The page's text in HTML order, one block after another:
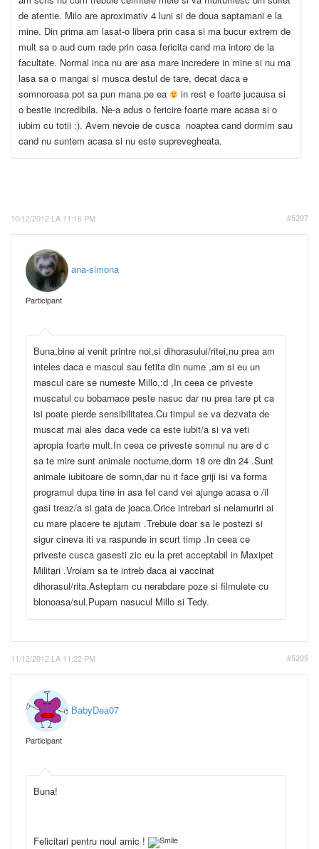
de atentie. Milo are aproximativ 4 luni si de doua saptamani e la
mine. Din prima am lasat-o libera prin casa si ma bucur extrem de
mult sa o aud cum rade prin casa fericita cand ma intorc de la
facultate. Normal inca nu are asa mare incredere in mine si nu ma
lasa sa o mangai si musca destul de tare, decat daca e
somnoroasa pot sa pun mana pe ea
in rest e foarte jucausa si
o bestie incredibila. Ne-a adus o fericire foarte mare acasa si o
iubim cu totii :). Avem nevoie de cusca noaptea cand dormim sau
cand nu suntem acasa si nu este suprevegheata.
10/12/2012 LA 11:16 PM #5207
ana-simona
Participant
Buna,bine ai venit printre noi,si dihorasului/ritei,nu prea am
inteles daca e mascul sau fetita din nume ,am si eu un
mascul care se numeste Millo,:d ,In ceea ce priveste
muscatul cu bobarnace peste nasuc dar nu prea tare pt ca
isi poate pierde sensibilitatea.Cu timpul se va dezvata de
muscat mai ales daca vede ca este iubit/a si va veti
apropia foarte mult.In ceea ce priveste somnul nu are d c
sa te mire sunt animale nocturne,dorm 18 ore din 24 .Sunt
animale iubitoare de somn,dar nu it face griji isi va forma
programul dupa tine in asa fel cand vei ajunge acasa o /il
gasi treaz/a si gata de joaca.Orice intrebari si nelamuriri ai
cu mare placere te ajutam .Trebuie doar sa le postezi si
sigur cineva iti va raspunde in scurt timp .In ceea ce
priveste cusca gasesti zic eu la pret acceptabil in Maxipet
Militari .Vroiam sa te intreb daca ai vaccinat
dihorasul/rita.Asteptam cu nerabdare poze si filmulete cu
blonoasa/sul.Pupam nasucul Millo si Tedy.
11/12/2012 LA 11:22 PM #5205
BabyDea07
Participant
Buna!
Felicitari pentru noul amic !